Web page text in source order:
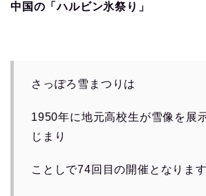
中国の「ハルビン氷祭り」
さっぽろ雪まつりは
1950年に地元高校生が雪像を展
じまり
ことしで74回目の開催となります